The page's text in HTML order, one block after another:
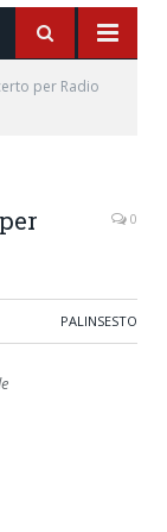
per Radio
0
PALINSESTO